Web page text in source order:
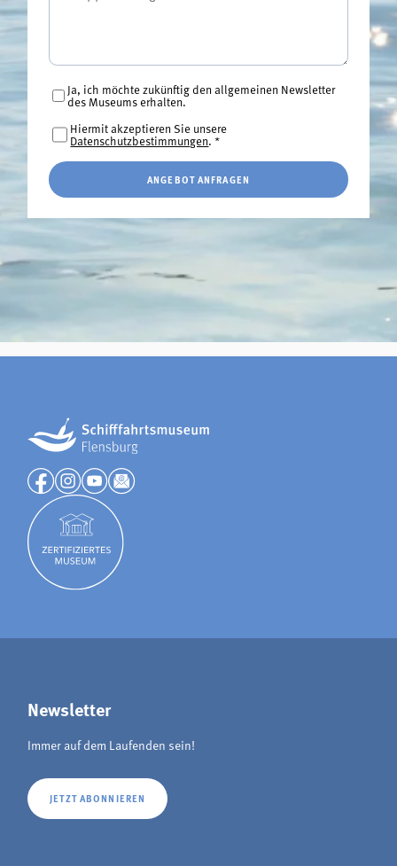
Ja, ich möchte zukünftig den allgemeinen Newsletter
des Museums erhalten.
Hiermit akzeptieren Sie unsere
Datenschutzbestimmungen.*
ANGEBOT ANFRAGEN
Newsletter
Immer auf dem Laufenden sein!
JETZT ABONNIEREN